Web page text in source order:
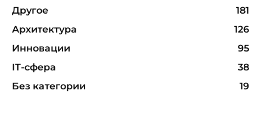
Другое
181
Архитектура
126
Инновации
95
ІТ-сфера
38
Без категории
19